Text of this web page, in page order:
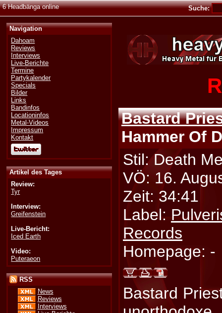
6 Headbänga online Suche:
Navigation
Dahoam
Reviews
Interviews
Live-Berichte
Termine
Partykalender
Specials
Bilder
Links
Bandinfos
Locationinfos
Metal-Videos
Impressum
Kontakt
Artikel des Tages
Review:
Tyr
Interview:
Greifenstein
Live-Bericht:
Iced Earth
Video:
Puteraeon
RSS
News
Reviews
Interviews
Bastard
Hammer Of
Stil: Death
VÖ: 16.
Zeit: 34:41
Label:
Records
Homepage: -
Bastard